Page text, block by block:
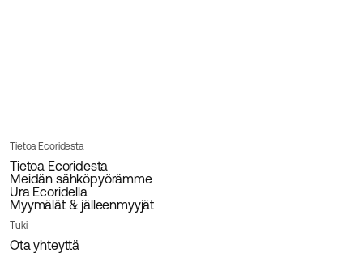
Tietoa Ecoridesta
Tietoa Ecoridesta
Meidän sähköpyörämme
Ura Ecoridella
Myymälät & jälleenmyyjät
Tuki
Ota yhteyttä